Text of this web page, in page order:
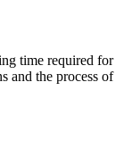
time required for
and the process of